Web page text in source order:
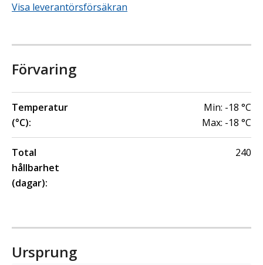
Visa leverantörsförsäkran
Förvaring
Temperatur
(°C):
Min: -18 °C
Max: -18 °C
Total
hållbarhet
(dagar):
240
Ursprung